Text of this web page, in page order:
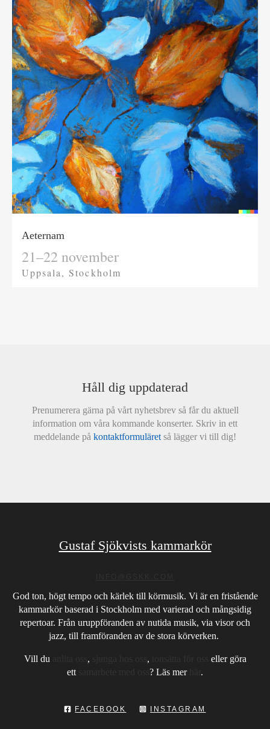
Aeternam
21–22 november
Uppsala, Stockholm
Håll dig uppdaterad
Prenumerera gärna på vårt nyhetsbrev så får du aktuell
information om våra kommande konserter. Skriv in ett
meddelande på kontaktformuläret så lägger vi till dig!
Gustaf Sjökvists kammarkör
God ton, högt tempo och kärlek till körmusik. Vi är en fristående
kammarkör baserad i Stockholm med varierad och mångsidig
repertoar. Från uruppföranden av nutida musik, via visor och
jazz, till framföranden av de stora körverken.
Vill du , ,
eller göra
ett
? Läs mer .
FACEBOOK INSTAGRAM